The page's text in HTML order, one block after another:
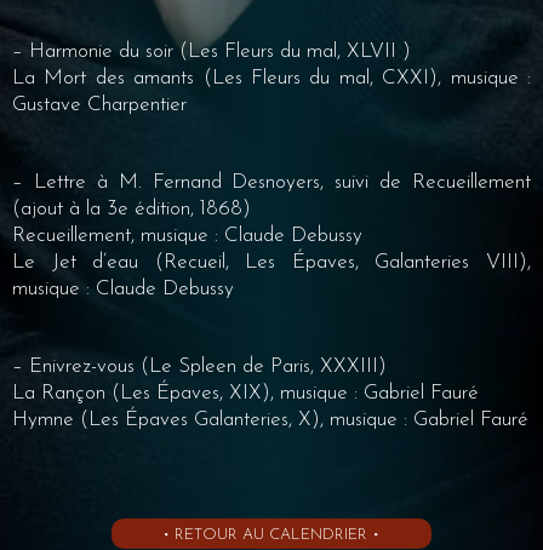
– Harmonie du soir (Les Fleurs du mal, XLVII )
La Mort des amants (Les Fleurs du mal, CXXI), musique :
Gustave Charpentier
– Lettre à M. Fernand Desnoyers, suivi de Recueillement
(ajout à la 3e édition, 1868)
Recueillement, musique : Claude Debussy
Le Jet d’eau (Recueil, Les Épaves, Galanteries VIII),
musique : Claude Debussy
– Enivrez-vous (Le Spleen de Paris, XXXIII)
La Rançon (Les Épaves, XIX), musique : Gabriel Fauré
Hymne (Les Épaves Galanteries, X), musique : Gabriel Fauré
• RETOUR AU CALENDRIER •